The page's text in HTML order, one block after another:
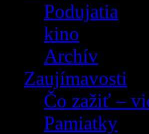
Podujatia
kino
Archív
Zaujímavosti
Čo zažiť –
Pamiatky